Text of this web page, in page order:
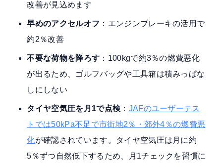
改善が見込めます
早めのアクセルオフ ：エンジンブレーキの活用で
約2％改善
不要な荷物を降ろす ：100kgで約3％の燃費悪化
が出るため、ゴルフバッグや工具箱は積みっぱな
しにしない
タイヤ空気圧を月1で点検 ： JAFのユーザーテス
トでは50kPa不足で市街地2％・郊外4％の燃費悪
化が確認されています。タイヤ空気圧は月に約
5％ずつ自然低下するため、月1チェックを習慣に